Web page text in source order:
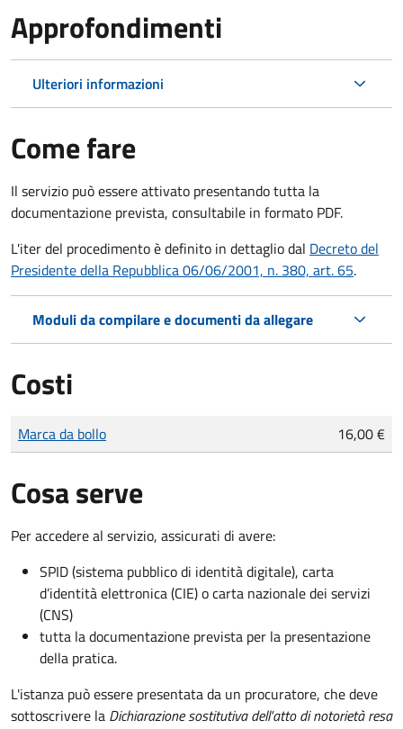
Approfondimenti
Ulteriori informazioni
Come fare
Il servizio può essere attivato presentando tutta la
documentazione prevista, consultabile in formato PDF.
L'iter del procedimento è definito in dettaglio dal Decreto del
Presidente della Repubblica 06/06/2001, n. 380, art. 65.
Moduli da compilare e documenti da allegare
Costi
Tipo di pagamento
Importo
Marca da bollo 16,00 €
Cosa serve
Per accedere al servizio, assicurati di avere:
SPID (sistema pubblico di identità digitale), carta
d’identità elettronica (CIE) o carta nazionale dei servizi
(CNS)
tutta la documentazione prevista per la presentazione
della pratica.
L'istanza può essere presentata da un procuratore, che deve
sottoscrivere la Dichiarazione sostitutiva dell'atto di notorietà resa